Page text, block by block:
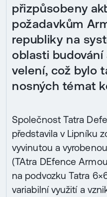
přizpůsobeny
požadavkům
republiky na
oblasti
velení, což bylo
nosných témat
Společnost Tatra
představila v Lipníku
vyvinutou a
(TAtra DEfence
na podvozku Tatra
variabilní využití a